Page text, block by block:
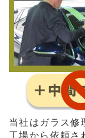
当社はガラス修
工場から依頼さ